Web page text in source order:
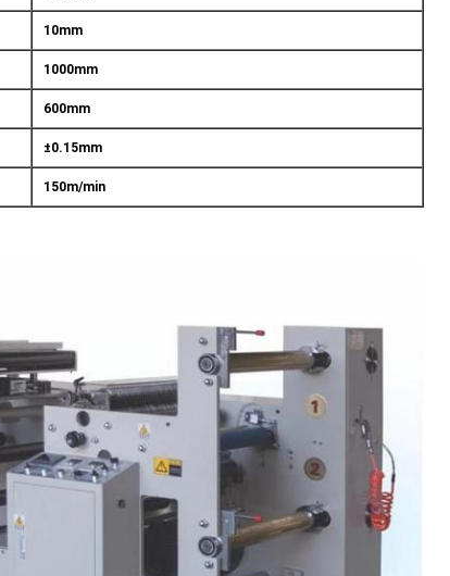
10mm
1000mm
600mm
±0.15mm
150m/min